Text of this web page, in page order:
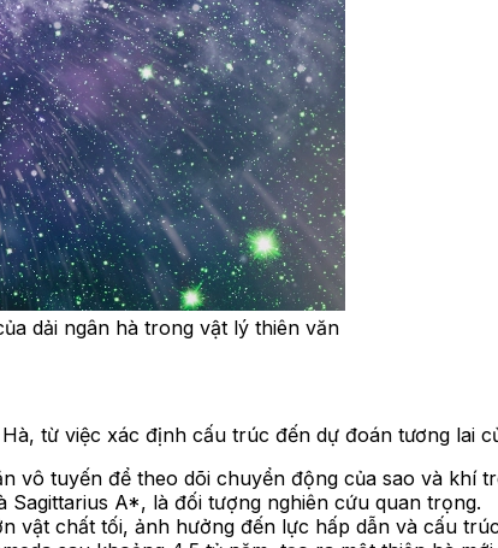
dải ngân hà trong vật lý thiên văn
từ việc xác định cấu trúc đến dự đoán tương lai
vô tuyến để theo dõi chuyển động của sao và khí
Sagittarius A*, là đối tượng nghiên cứu quan trọng.
vật chất tối, ảnh hưởng đến lực hấp dẫn và cấu